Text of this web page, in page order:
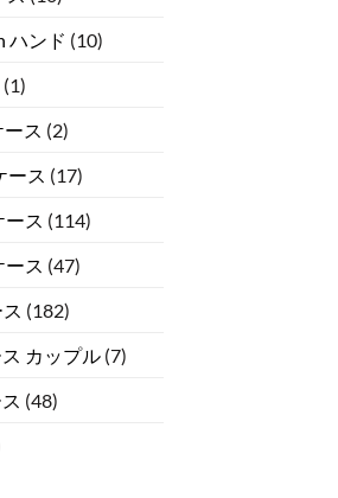
ハンド (10)
(1)
ス (2)
ース (17)
ース (114)
ース (47)
(182)
カップル(7)
(48)